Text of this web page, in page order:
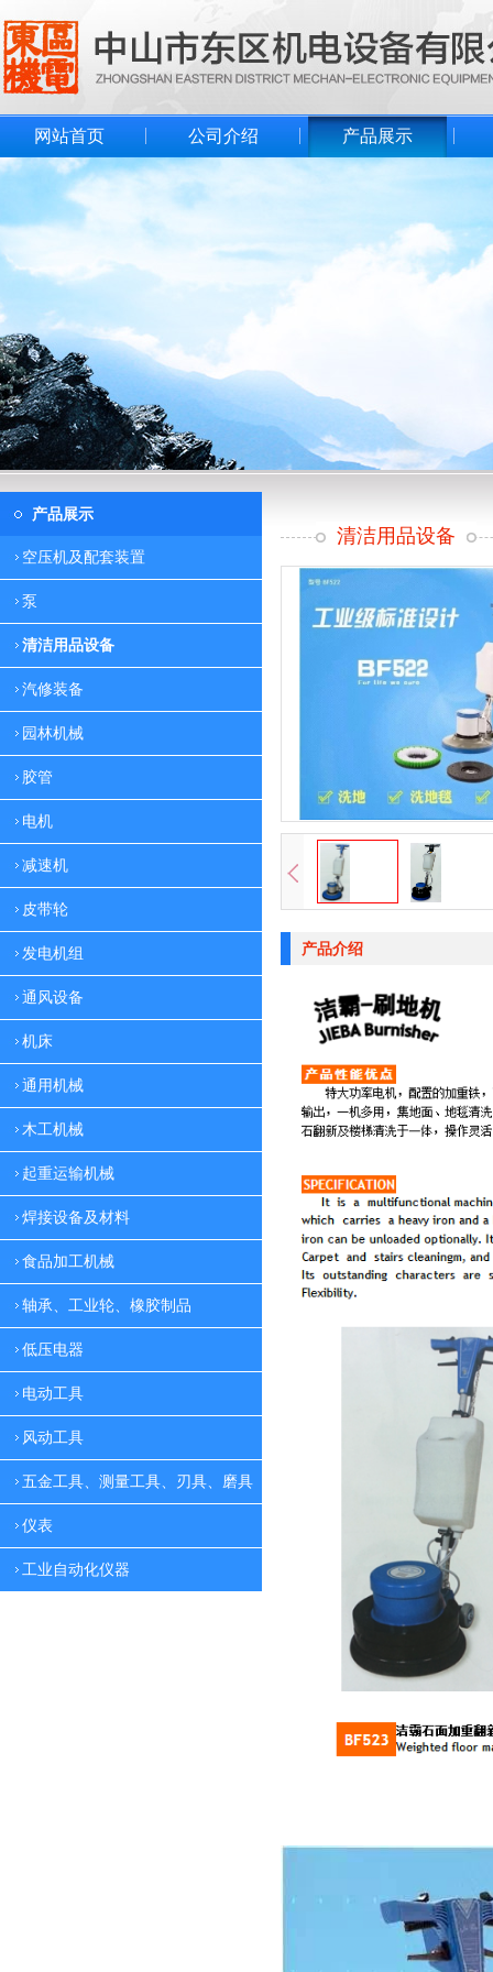
网站首页 公司介绍 产品展示
产品展示
空压机及配套装置
泵
清洁用品设备
汽修装备
园林机械
胶管
电机
减速机
皮带轮
发电机组
通风设备
机床
通用机械
木工机械
起重运输机械
焊接设备及材料
食品加工机械
轴承、工业轮、橡胶制品
低压电器
电动工具
风动工具
五金工具、测量工具、刃具、磨具
仪表
工业自动化仪器
清洁用品设备
产品介绍